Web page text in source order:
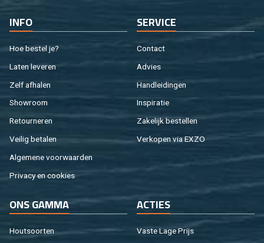
INFO
Hoe be­stel je?
Laten le­ve­ren
Zelf af­ha­len
Show­room
Re­tour­ne­ren
Vei­lig be­ta­len
Al­ge­me­ne voor­waar­den
Pri­va­cy en coo­kies
SER­VI­CE
Con­tact
Ad­vies
Hand­lei­din­gen
In­spi­ra­tie
Za­ke­lijk be­stel­len
Ver­ko­pen via EXZO
ONS GAMMA
Hout­soor­ten
AC­TIES
Vaste Lage Prijs